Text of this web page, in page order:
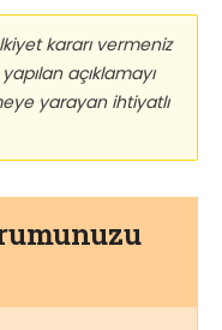
kararı vermeniz
açıklamayı
yarayan ihtiyatlı